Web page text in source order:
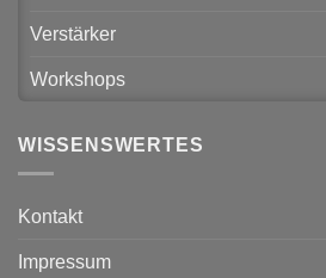
Verstärker
Workshops
WISSENSWERTES
Kontakt
Impressum